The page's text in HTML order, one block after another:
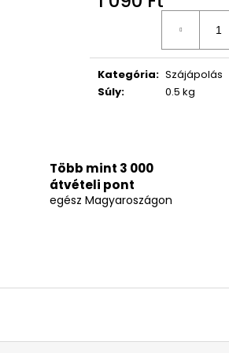
Kategória: Szájápolás
Súly: 0.5 kg
Több mint 3 000
átvételi pont
egész Magyaroszágon